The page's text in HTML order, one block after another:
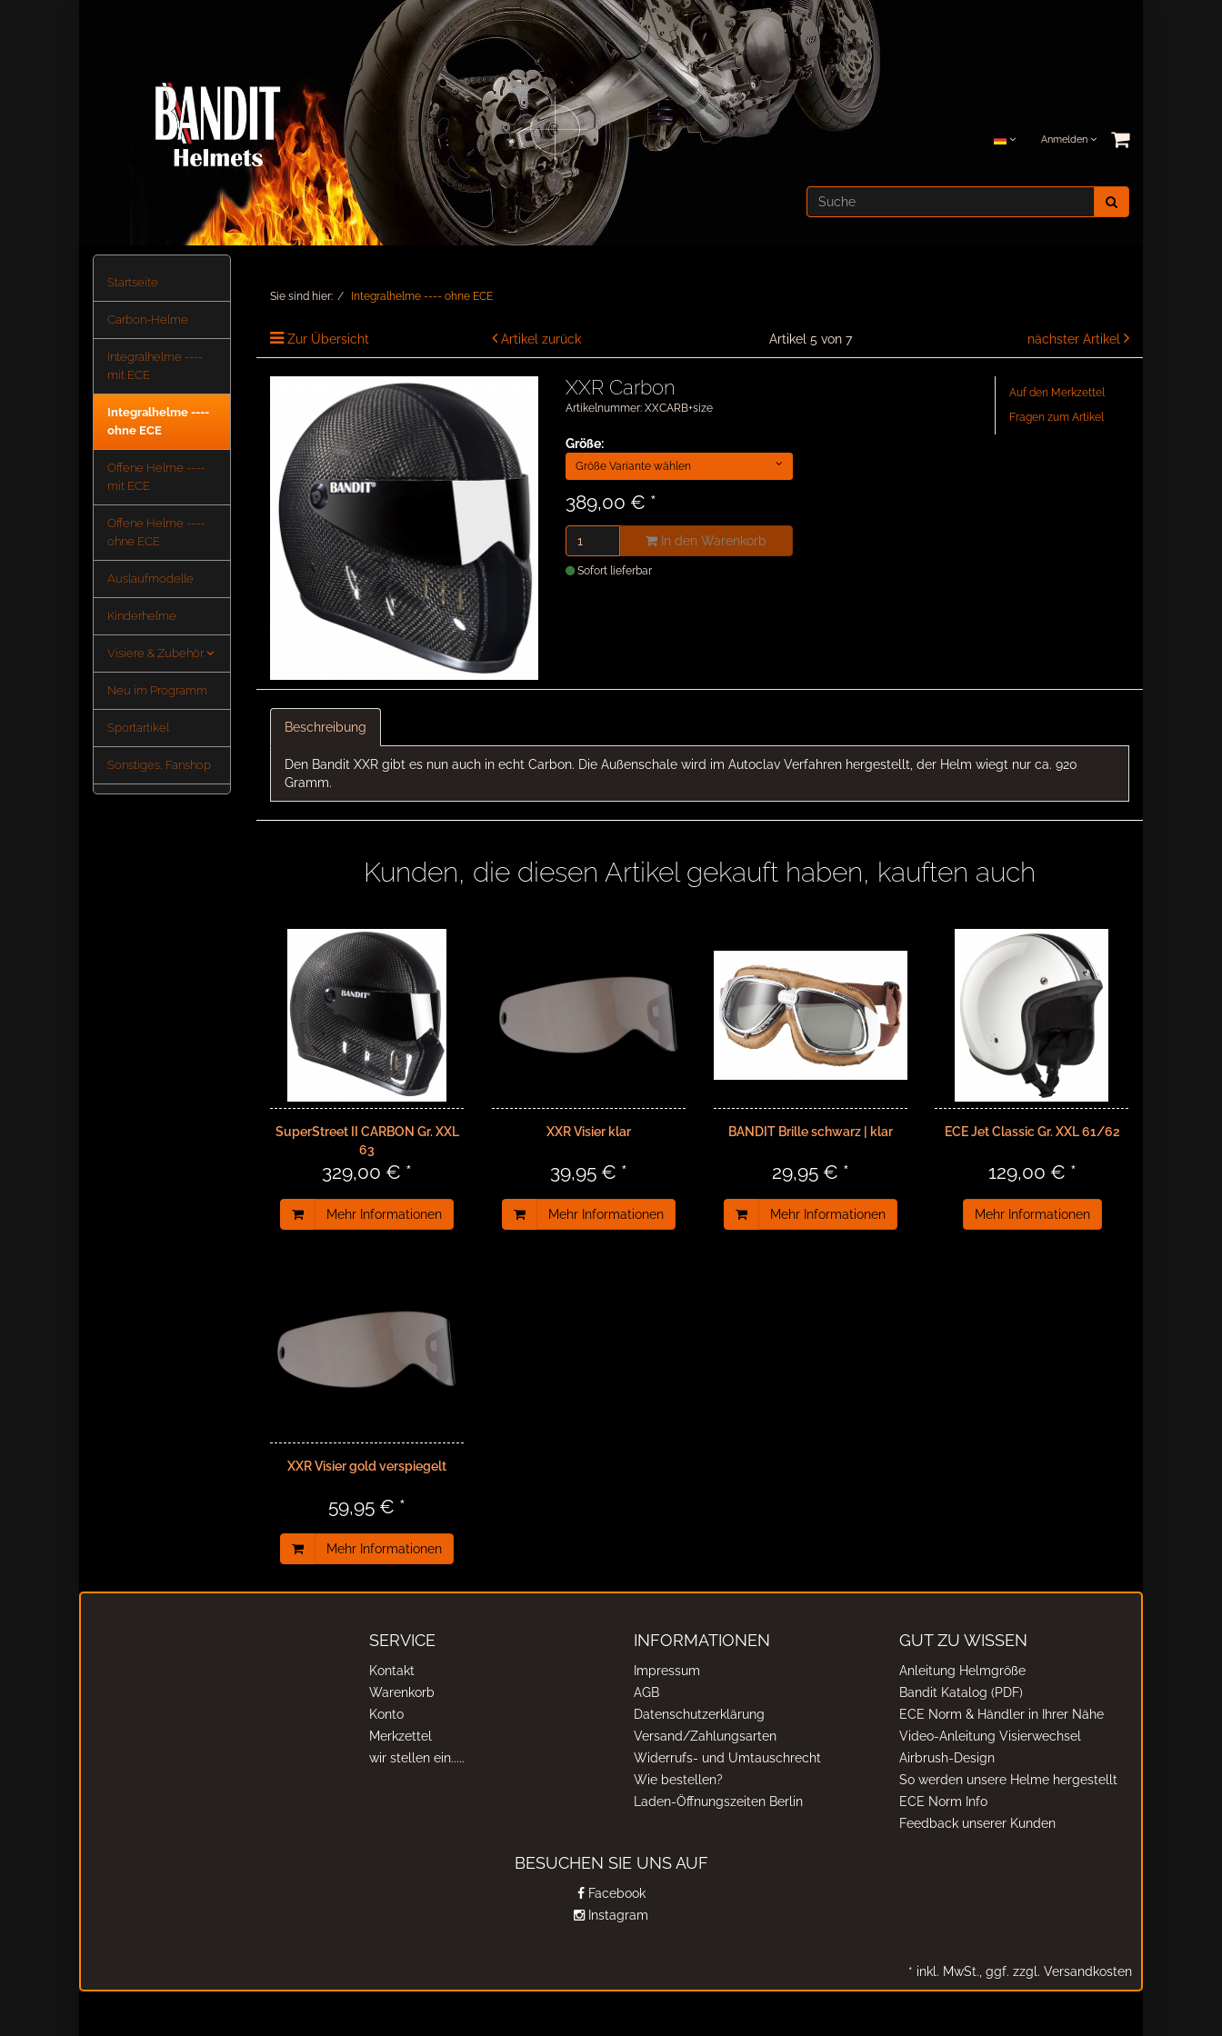
Anmelden
Startseite
Carbon-Helme
Integralhelme ----
mit ECE
Integralhelme ----
ohne ECE
Offene Helme ----
mit ECE
Offene Helme ----
ohne ECE
Auslaufmodelle
Kinderhelme
Visiere & Zubehör
Neu im Programm
Sportartikel
Sonstiges, Fanshop
Sie sind hier: Integralhelme ---- ohne ECE
Zur Übersicht Artikel zurück Artikel 5 von 7 nächster Artikel
XXR Carbon
Artikelnummer: XXCARB+size
Größe:
Größe Variante wählen
389,00 € *
In den Warenkorb
Sofort lieferbar
Auf den Merkzettel
Fragen zum Artikel
Beschreibung
Den Bandit XXR gibt es nun auch in echt Carbon. Die Außenschale wird im Autoclav Verfahren hergestellt, der Helm wiegt nur ca. 920
Gramm.
Kunden, die diesen Artikel gekauft haben, kauften auch
SuperStreet II CARBON Gr. XXL
63
329,00 € *
Mehr Informationen
XXR Visier klar
39,95 € *
Mehr Informationen
BANDIT Brille schwarz | klar
29,95 € *
Mehr Informationen
ECE Jet Classic Gr. XXL 61/62
129,00 € *
Mehr Informationen
XXR Visier gold verspiegelt
59,95 € *
Mehr Informationen
SERVICE
Kontakt
Warenkorb
Konto
Merkzettel
wir stellen ein.....
INFORMATIONEN
Impressum
AGB
Datenschutzerklärung
Versand/Zahlungsarten
Widerrufs- und Umtauschrecht
Wie bestellen?
Laden-Öffnungszeiten Berlin
GUT ZU WISSEN
Anleitung Helmgröße
Bandit Katalog (PDF)
ECE Norm & Händler in Ihrer Nähe
Video-Anleitung Visierwechsel
Airbrush-Design
So werden unsere Helme hergestellt
ECE Norm Info
Feedback unserer Kunden
BESUCHEN SIE UNS AUF
Facebook
Instagram
* inkl. MwSt., ggf. zzgl. Versandkosten